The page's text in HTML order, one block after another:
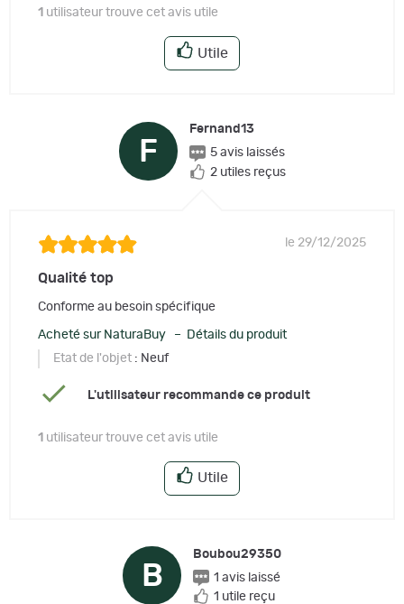
1 utilisateur trouve cet avis utile
Utile
F
Fernand13
5 avis laissés
2 utiles reçus
le 29/12/2025
Qualité top
Conforme au besoin spécifique
Acheté sur NaturaBuy – Détails du produit
Etat de l'objet : Neuf
L'utilisateur recommande ce produit
1 utilisateur trouve cet avis utile
Utile
B
Boubou29350
1 avis laissé
1 utile reçu